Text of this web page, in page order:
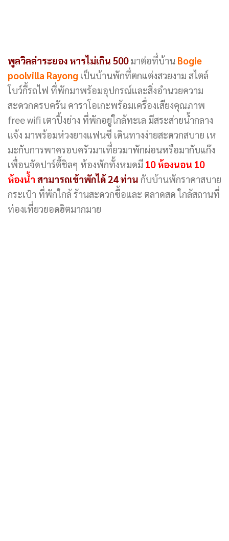
พูลวิลล่าระยอง หารไม่เกิน 500 มาต่อที่บ้าน Bogie
poolvilla Rayong เป็นบ้านพักที่ตกแต่งสวยงาม สไตล์
โบว์กี้รถไฟ ที่พักมาพร้อมอุปกรณ์และสิ่งอำนวยความ
สะดวกครบครัน คาราโอเกะพร้อมเครื่องเสียงคุณภาพ
free wifi เตาปิ้งย่าง ที่พักอยู่ใกล้ทะเล มีสระส่ายน้ำกลาง
แจ้ง มาพร้อมห่วงยางแฟนซี เดินทางง่ายสะดวกสบาย เห
มะกับการพาครอบครัวมาเที่ยวมาพักผ่อนหรือมากับแก๊ง
เพื่อนจัดปาร์ตี้ชิลๆ ห้องพักทั้งหมดมี 10 ห้องนอน 10
ห้องน้ำ สามารถเข้าพักได้ 24 ท่าน กับบ้านพักราคาสบาย
กระเป๋า ที่พักใกล้ ร้านสะดวกซื้อและ ตลาดสด ใกล้สถานที่
ท่องเที่ยวยอดฮิตมากมาย